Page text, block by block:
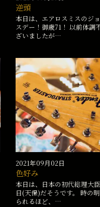
逆頭
本日は、エアロスミスのジ
スデー！御歳71！ 以前体調
ざいましたが…
2021年09月02日
色好み
本日は、日本の初代総理大
日(天保)だそうです。 時の
られるほど、…